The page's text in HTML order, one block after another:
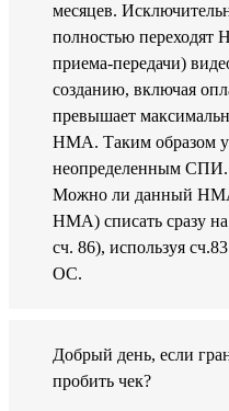
месяцев.
полностью переходят
приема-передачи)
созданию, включая
превышает
НМА. Таким образом
неопределенным СПИ.
Можно ли данный НМА
НМА) списать сразу на
сч. 86), используя
ОС.
Добрый день, если
пробить чек?